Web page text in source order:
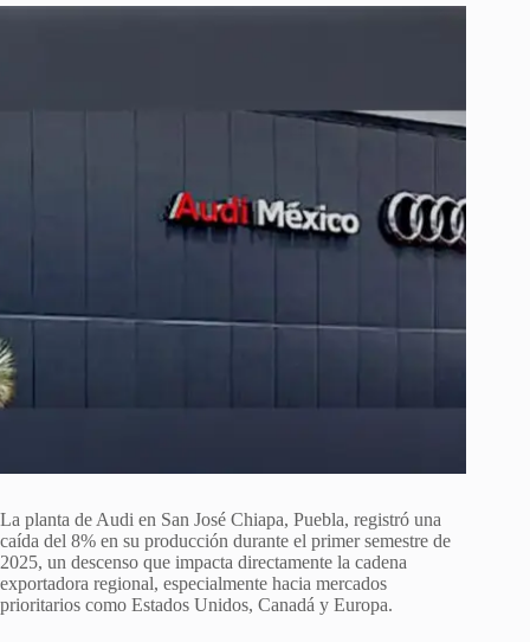
La planta de Audi en San José Chiapa, Puebla, registró una
caída del 8% en su producción durante el primer semestre de
2025, un descenso que impacta directamente la cadena
exportadora regional, especialmente hacia mercados
prioritarios como Estados Unidos, Canadá y Europa.